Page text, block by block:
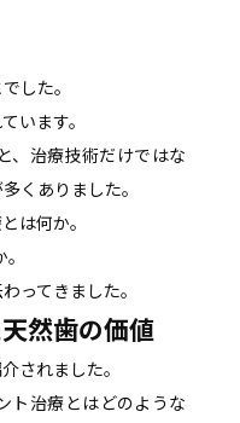
した。
います。
、治療技術だけではな
くありました。
は何か。
ってきました。
然歯の価値
されました。
ト治療とはどのような